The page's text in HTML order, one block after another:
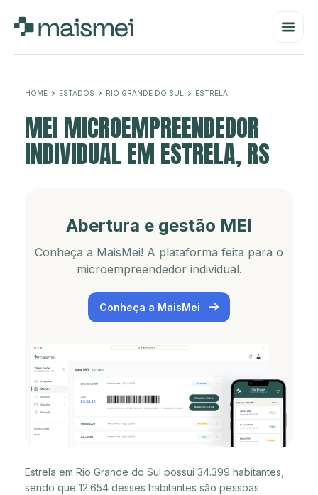
HOME ESTADOS RIO GRANDE DO SUL ESTRELA
MEI MICROEMPREENDEDOR
INDIVIDUAL EM ESTRELA, RS
Abertura e gestão MEI
Conheça a MaisMei! A plataforma feita para o
microempreendedor individual.
Conheça a MaisMei
Estrela em Rio Grande do Sul possui 34.399 habitantes,
sendo que 12.654 desses habitantes são pessoas